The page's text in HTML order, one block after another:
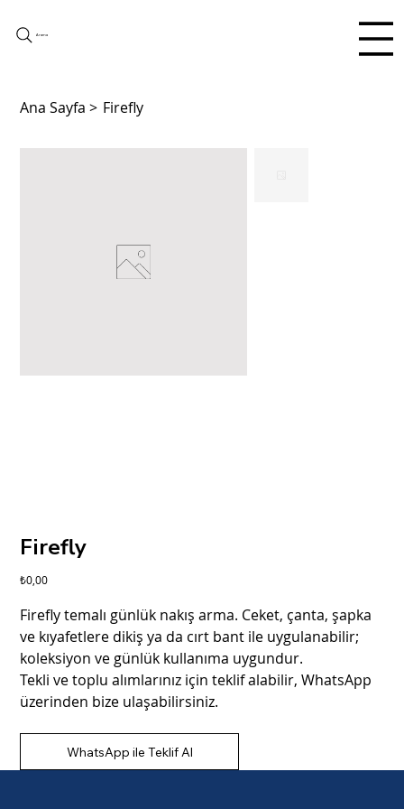
Arama
Ana Sayfa > Firefly
Firefly
Fiyat
₺0,00
Firefly temalı günlük nakış arma. Ceket, çanta, şapka
ve kıyafetlere dikiş ya da cırt bant ile uygulanabilir;
koleksiyon ve günlük kullanıma uygundur.
Tekli ve toplu alımlarınız için teklif alabilir, WhatsApp
üzerinden bize ulaşabilirsiniz.
WhatsApp ile Teklif Al